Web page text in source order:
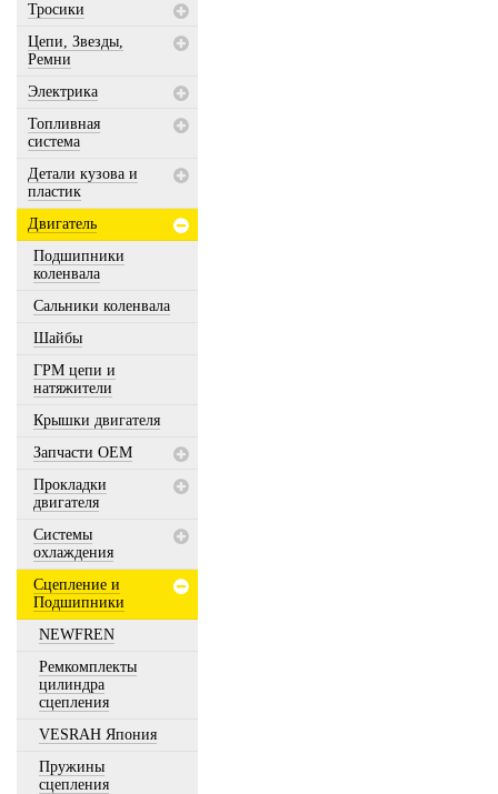
Тросики
Цепи, Звезды,
Ремни
Электрика
Топливная
система
Детали кузова и
пластик
Двигатель
Подшипники
коленвала
Сальники коленвала
Шайбы
ГРМ цепи и
натяжители
Крышки двигателя
Запчасти OEM
Прокладки
двигателя
Системы
охлаждения
Сцепление и
Подшипники
NEWFREN
Ремкомплекты
цилиндра
сцепления
VESRAH Япония
Пружины
сцепления